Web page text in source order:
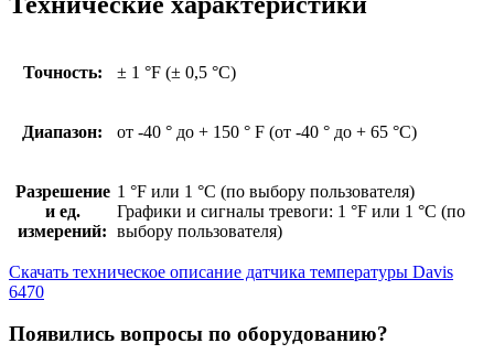
Точность: ± 1 °F (± 0,5 °C)
Диапазон: от -40 ° до + 150 ° F (от -40 ° до + 65 °C)
Разрешение
и ед.
измерений:
1 °F или 1 °C (по выбору пользователя)
Графики и сигналы тревоги: 1 °F или 1 °C (по
выбору пользователя)
Скачать техническое описание датчика температуры Davis
6470
Появились вопросы по оборудованию?